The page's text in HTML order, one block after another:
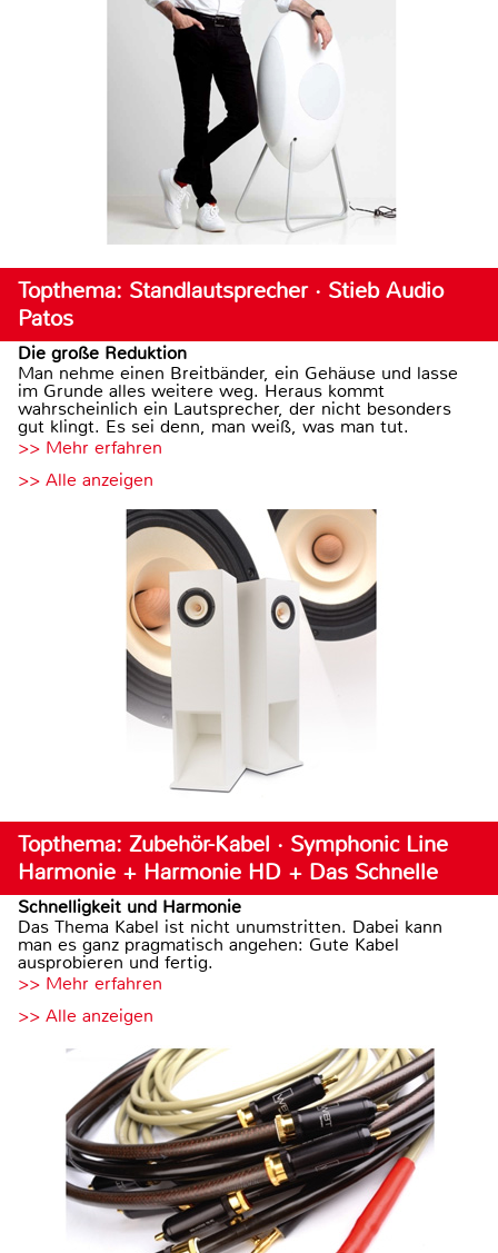
Topthema: Standlautsprecher · Stieb Audio
Patos
Die große Reduktion
Man nehme einen Breitbänder, ein Gehäuse und lasse
im Grunde alles weitere weg. Heraus kommt
wahrscheinlich ein Lautsprecher, der nicht besonders
gut klingt. Es sei denn, man weiß, was man tut.
>> Mehr erfahren
>> Alle anzeigen
Topthema: Zubehör-Kabel · Symphonic Line
Harmonie + Harmonie HD + Das Schnelle
Schnelligkeit und Harmonie
Das Thema Kabel ist nicht unumstritten. Dabei kann
man es ganz pragmatisch angehen: Gute Kabel
ausprobieren und fertig.
>> Mehr erfahren
>> Alle anzeigen